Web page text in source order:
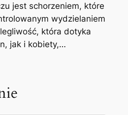
jest schorzeniem, które
wydzielaniem
która dotyka
jak i kobiety,…